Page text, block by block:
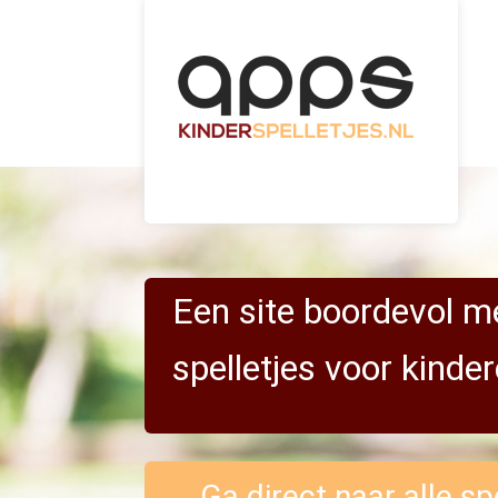
Home Educatieve spellen
Een site boordevol
spelletjes voor